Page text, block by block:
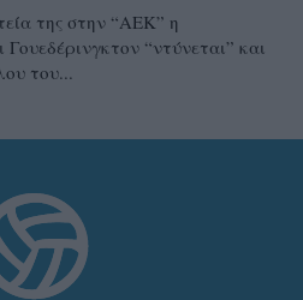
της στην “ΑΕΚ” η
“ντύνεται” και
του...